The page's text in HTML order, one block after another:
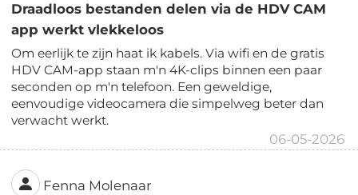
Draadloos bestanden delen via de HDV CAM
app werkt vlekkeloos
Om eerlijk te zijn haat ik kabels. Via wifi en de gratis
HDV CAM-app staan m'n 4K-clips binnen een paar
seconden op m'n telefoon. Een geweldige,
eenvoudige videocamera die simpelweg beter dan
verwacht werkt.
06-05-2026
Fenna Molenaar